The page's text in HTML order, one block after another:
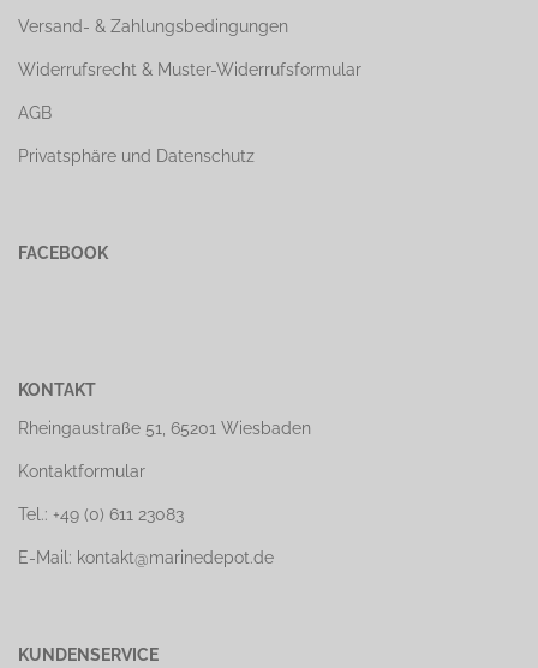
Versand- & Zahlungsbedingungen
Widerrufsrecht & Muster-Widerrufsformular
AGB
Privatsphäre und Datenschutz
FACEBOOK
KONTAKT
Rheingaustraße 51, 65201 Wiesbaden
Kontaktformular
Tel.: +49 (0) 611 23083
E-Mail: kontakt@marinedepot.de
KUNDENSERVICE